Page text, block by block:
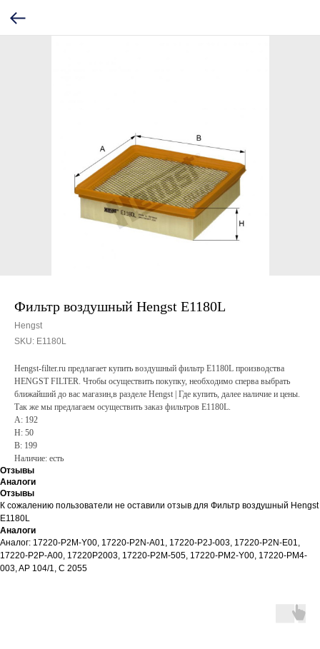
Фильтр воздушный Hengst E1180L
Hengst
SKU: E1180L
Hengst-filter.ru предлагает купить воздушный фильтр E1180L производства
HENGST FILTER. Чтобы осуществить покупку, необходимо сперва выбрать
ближайший до вас магазин,в разделе Hengst | Где купить, далее наличие и цены.
Так же мы предлагаем осуществить заказ фильтров E1180L.
A: 192
H: 50
B: 199
Наличие: есть
Отзывы
Аналоги
Отзывы
К сожалению пользователи не оставили отзыв для Фильтр воздушный Hengst
E1180L
Аналоги
Аналог: 17220-P2M-Y00, 17220-P2N-A01, 17220-P2J-003, 17220-P2N-E01,
17220-P2P-A00, 17220P2003, 17220-P2M-505, 17220-PM2-Y00, 17220-PM4-
003, AP 104/1, C 2055